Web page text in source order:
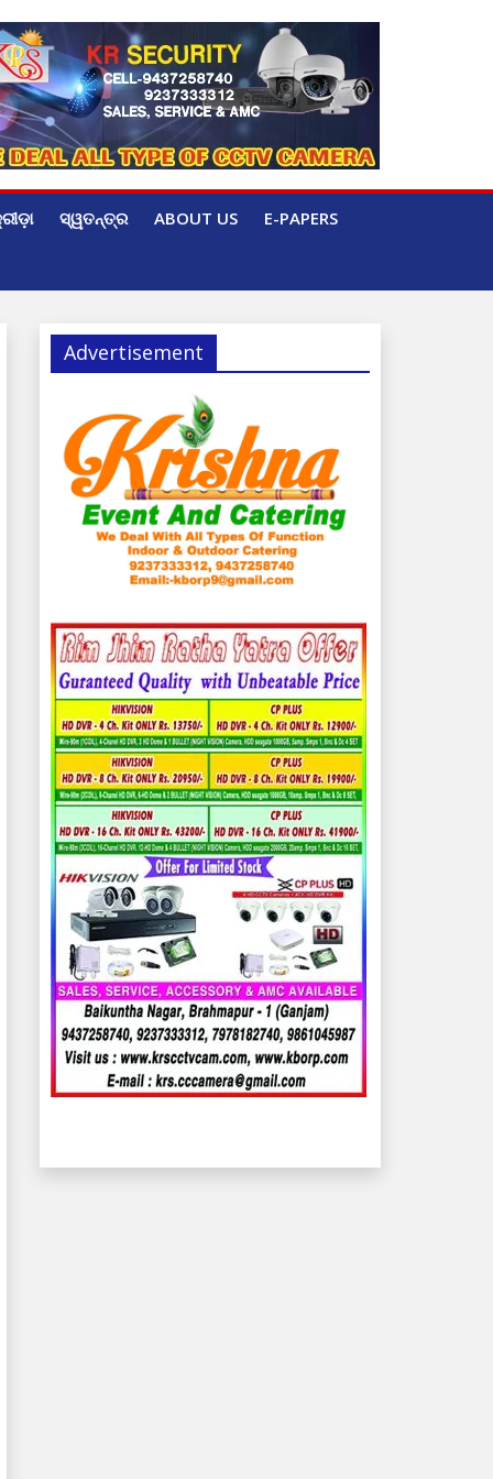
ସ୍ୱତନ୍ତ୍ର ABOUT US E-PAPERS
Advertisement